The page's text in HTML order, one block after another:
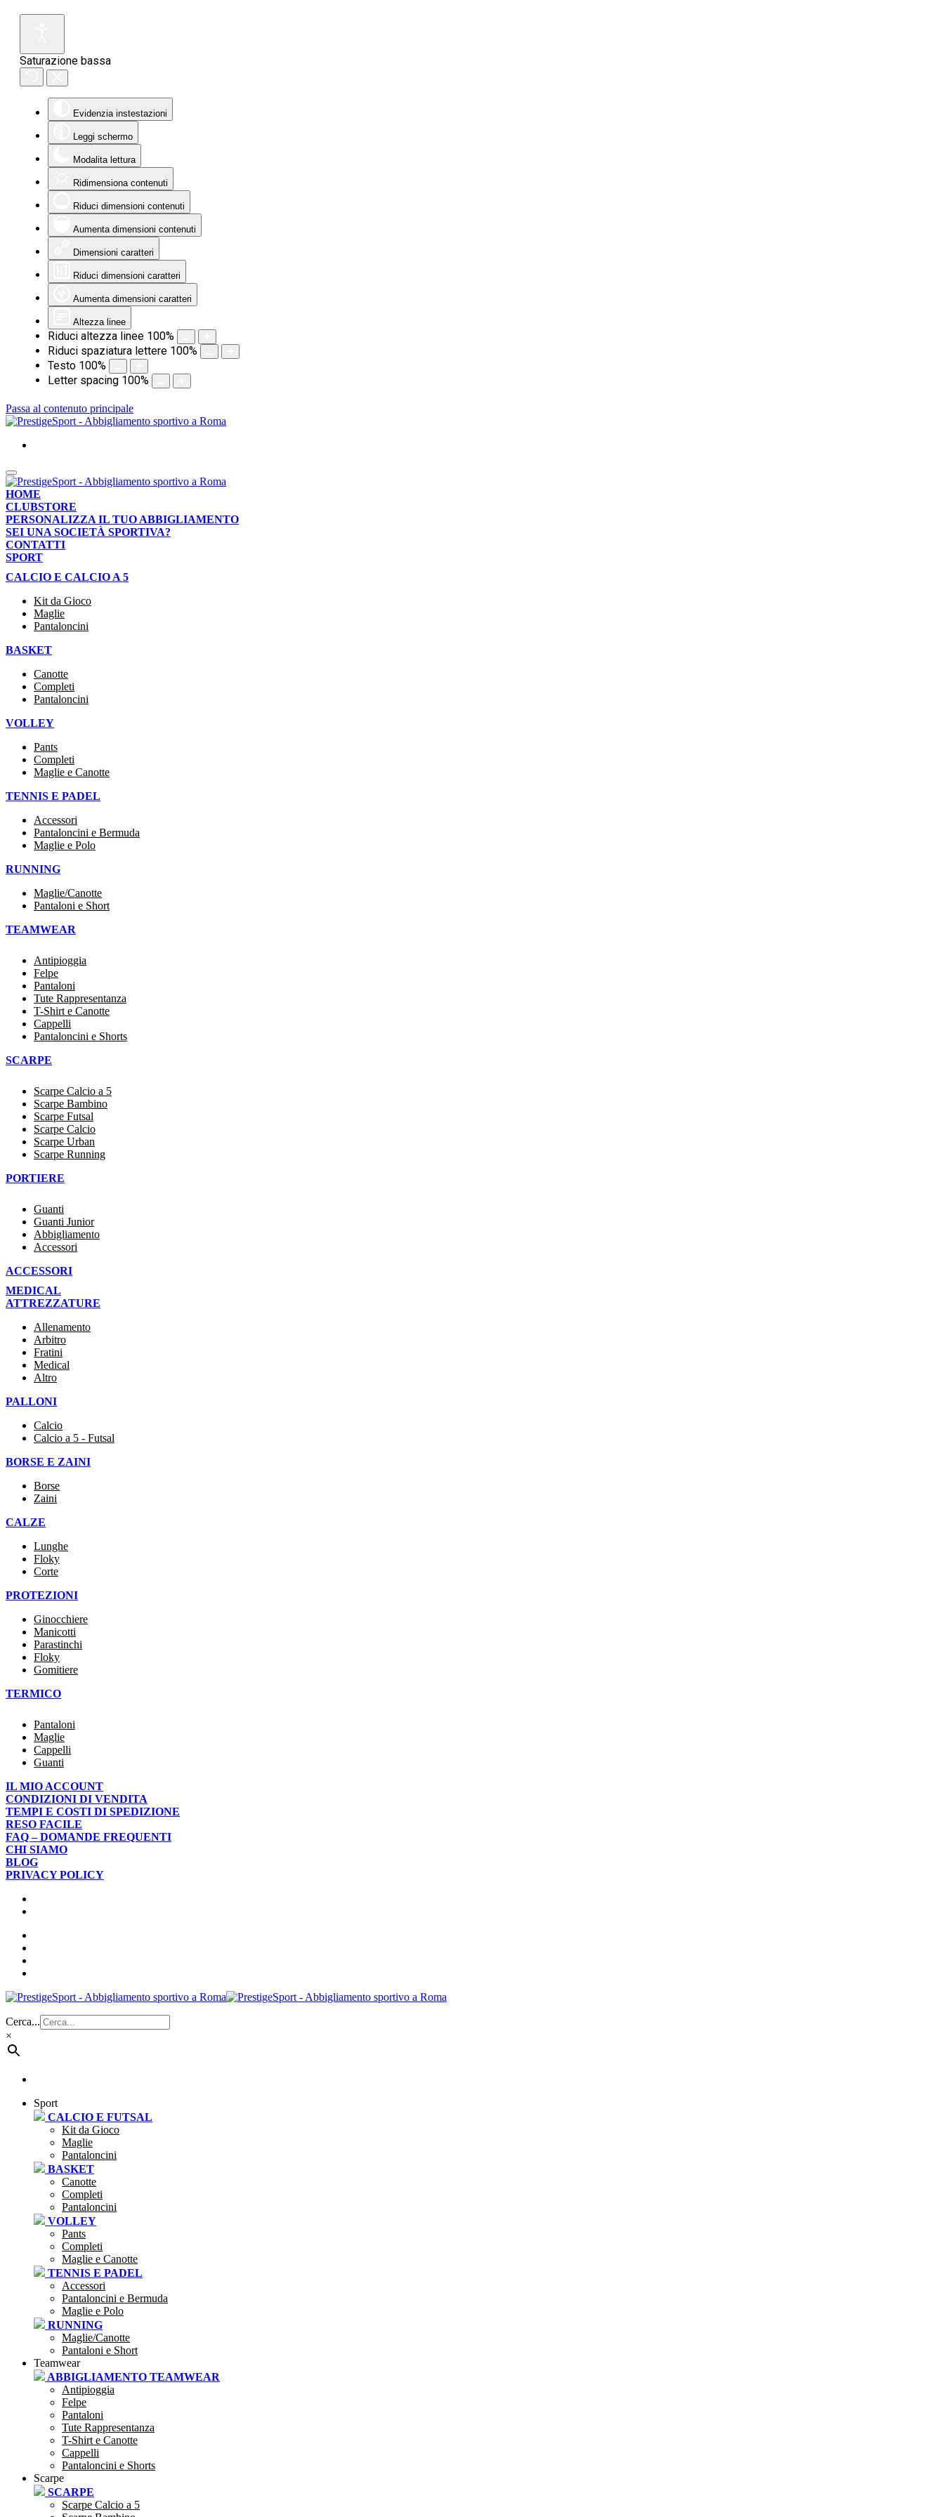
Saturazione bassa
Evidenzia instestazioni
Leggi schermo
Modalita lettura
Ridimensiona contenuti
Riduci dimensioni contenuti
Aumenta dimensioni contenuti
Dimensioni caratteri
Riduci dimensioni caratteri
Aumenta dimensioni caratteri
Altezza linee
Riduci altezza linee 100%
Riduci spaziatura lettere 100%
Testo 100%
Letter spacing 100%
Passa al contenuto principale
HOME
CLUBSTORE
PERSONALIZZA IL TUO ABBIGLIAMENTO
SEI UNA SOCIETÀ SPORTIVA?
CONTATTI
SPORT
CALCIO E CALCIO A 5
Kit da Gioco
Maglie
Pantaloncini
BASKET
Canotte
Completi
Pantaloncini
VOLLEY
Pants
Completi
Maglie e Canotte
TENNIS E PADEL
Accessori
Pantaloncini e Bermuda
Maglie e Polo
RUNNING
Maglie/Canotte
Pantaloni e Short
TEAMWEAR
Antipioggia
Felpe
Pantaloni
Tute Rappresentanza
T-Shirt e Canotte
Cappelli
Pantaloncini e Shorts
SCARPE
Scarpe Calcio a 5
Scarpe Bambino
Scarpe Futsal
Scarpe Calcio
Scarpe Urban
Scarpe Running
PORTIERE
Guanti
Guanti Junior
Abbigliamento
Accessori
ACCESSORI
MEDICAL
ATTREZZATURE
Allenamento
Arbitro
Fratini
Medical
Altro
PALLONI
Calcio
Calcio a 5 - Futsal
BORSE E ZAINI
Borse
Zaini
CALZE
Lunghe
Floky
Corte
PROTEZIONI
Ginocchiere
Manicotti
Parastinchi
Floky
Gomitiere
TERMICO
Pantaloni
Maglie
Cappelli
Guanti
IL MIO ACCOUNT
CONDIZIONI DI VENDITA
TEMPI E COSTI DI SPEDIZIONE
RESO FACILE
FAQ – DOMANDE FREQUENTI
CHI SIAMO
BLOG
PRIVACY POLICY
Cerca...
×
Sport
CALCIO E FUTSAL
Kit da Gioco
Maglie
Pantaloncini
BASKET
Canotte
Completi
Pantaloncini
VOLLEY
Pants
Completi
Maglie e Canotte
TENNIS E PADEL
Accessori
Pantaloncini e Bermuda
Maglie e Polo
RUNNING
Maglie/Canotte
Pantaloni e Short
Teamwear
ABBIGLIAMENTO TEAMWEAR
Antipioggia
Felpe
Pantaloni
Tute Rappresentanza
T-Shirt e Canotte
Cappelli
Pantaloncini e Shorts
Scarpe
SCARPE
Scarpe Calcio a 5